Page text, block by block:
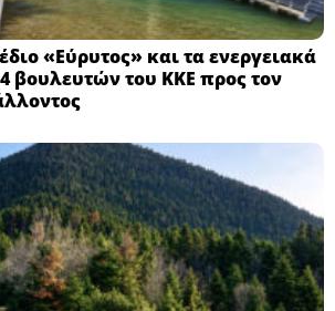
«Εύρυτος» και τα ενεργειακά
βουλευτών του ΚΚΕ προς τον